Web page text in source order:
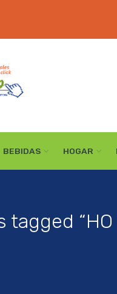
BEBIDAS HOGAR
tagged “HO